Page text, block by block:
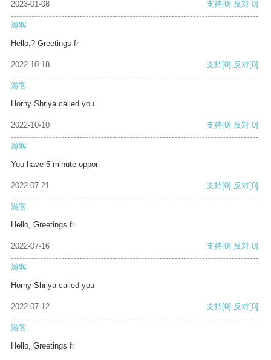
2023-01-08 支持[0] 反对[0]
游客
Hello,? Greetings fr
2022-10-18 支持[0] 反对[0]
游客
Horny Shriya called you
2022-10-10 支持[0] 反对[0]
游客
You have 5 minute oppor
2022-07-21 支持[0] 反对[0]
游客
Hello, Greetings fr
2022-07-16 支持[0] 反对[0]
游客
Horny Shriya called you
2022-07-12 支持[0] 反对[0]
游客
Hello, Greetings fr